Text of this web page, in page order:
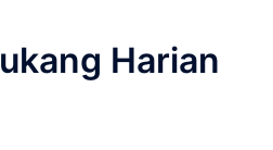
Harian